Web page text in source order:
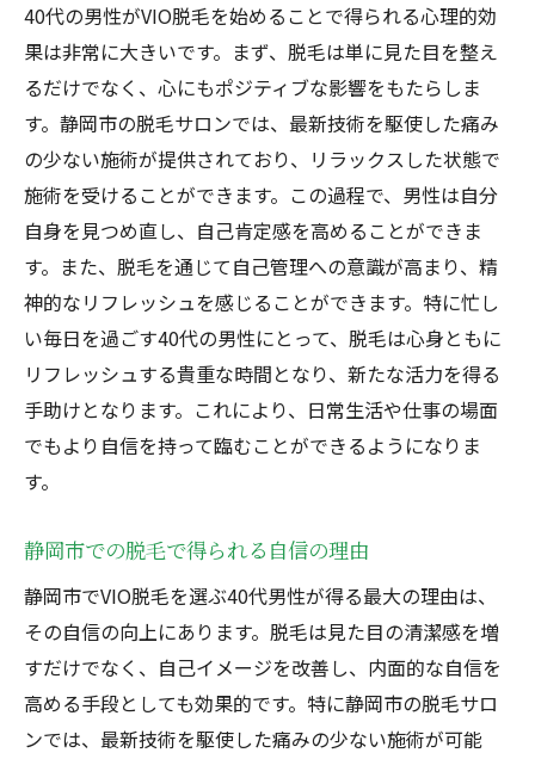
40代の男性がVIO脱毛を始めることで得られる心理的効
果は非常に大きいです。まず、脱毛は単に見た目を整え
るだけでなく、心にもポジティブな影響をもたらしま
す。静岡市の脱毛サロンでは、最新技術を駆使した痛み
の少ない施術が提供されており、リラックスした状態で
施術を受けることができます。この過程で、男性は自分
自身を見つめ直し、自己肯定感を高めることができま
す。また、脱毛を通じて自己管理への意識が高まり、精
神的なリフレッシュを感じることができます。特に忙し
い毎日を過ごす40代の男性にとって、脱毛は心身ともに
リフレッシュする貴重な時間となり、新たな活力を得る
手助けとなります。これにより、日常生活や仕事の場面
でもより自信を持って臨むことができるようになりま
す。
静岡市での脱毛で得られる自信の理由
静岡市でVIO脱毛を選ぶ40代男性が得る最大の理由は、
その自信の向上にあります。脱毛は見た目の清潔感を増
すだけでなく、自己イメージを改善し、内面的な自信を
高める手段としても効果的です。特に静岡市の脱毛サロ
ンでは、最新技術を駆使した痛みの少ない施術が可能